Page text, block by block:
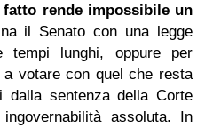
rende impossibile un
il Senato con una legge
tempi lunghi, oppure per
votare con quel che resta
sentenza della Corte
assoluta. In